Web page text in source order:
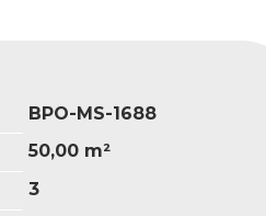
BPO-MS-1688
50,00 m²
3